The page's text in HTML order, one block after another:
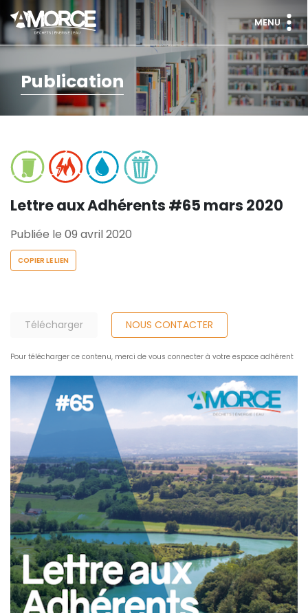
MENU
Publication
Lettre aux Adhérents #65 mars 2020
Publiée le 09 avril 2020
COPIER LE LIEN
Télécharger NOUS CONTACTER
Pour télécharger ce contenu, merci de vous connecter à votre espace adhérent